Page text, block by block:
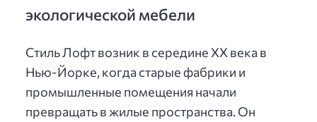
экологической мебели
Стиль Лофт возник в середине XX века в
Нью-Йорке, когда старые фабрики и
промышленные помещения начали
превращать в жилые пространства. Он